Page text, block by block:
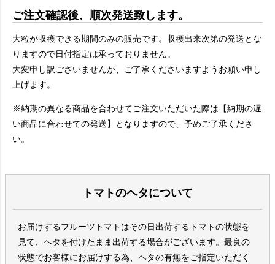
ご注文確認後、順次発送致します。
大粒が収穫できる期間のみの販売です。収穫出来次第の発送とな
りますので日付指定は承っておりません。
大変申し訳ございませんが、ご了承くださいますようお願い申し
上げます。
※納期の異なる商品を合わせてご注文いただいた際は【納期の遅
い商品に合わせての発送】となりますので、予めご了承くださ
い。
トマトのヘタについて
お届けするフルーツトマトはその日出荷するトマトの状態を
見て、ヘタを付けたまま出荷する場合がございます。最良の
状態でお客様にお届けする為、ヘタの有無をご指定いただく